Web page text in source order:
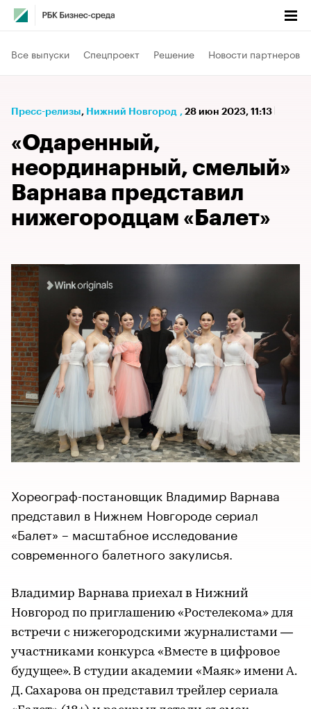
Все выпуски Спецпроект Решение Новости партнеров
Пресс-релизы⁠, Нижний Новгород , 28 июн 2023, 11:13
«Одаренный,
неординарный, смелый»
Варнава представил
нижегородцам «Балет»
Хореограф-постановщик Владимир Варнава
представил в Нижнем Новгороде сериал
«Балет» – масштабное исследование
современного балетного закулисья.
Владимир Варнава приехал в Нижний
Новгород по приглашению «Ростелекома» для
встречи с нижегородскими журналистами —
участниками конкурса «Вместе в цифровое
будущее». В студии академии «Маяк» имени А.
Д. Сахарова он представил трейлер сериала